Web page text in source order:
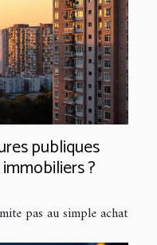
publiques
?
pas au simple achat